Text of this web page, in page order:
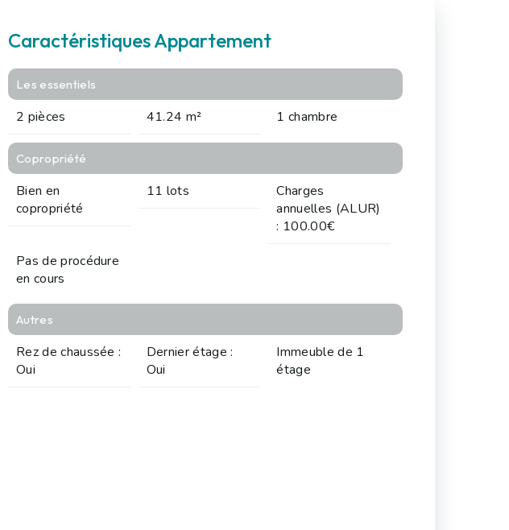
Caractéristiques Appartement
Les essentiels
2 pièces 41.24 m² 1 chambre
Copropriété
Bien en
copropriété
11 lots
Charges
annuelles (ALUR)
: 100.00€
Pas de procédure
en cours
Autres
Rez de chaussée :
Oui
Dernier étage :
Oui
Immeuble de 1
étage